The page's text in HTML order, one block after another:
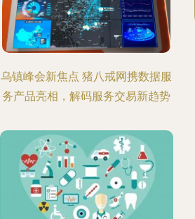
乌镇峰会新焦点 猪八戒网携数据服
务产品亮相，解码服务交易新趋势